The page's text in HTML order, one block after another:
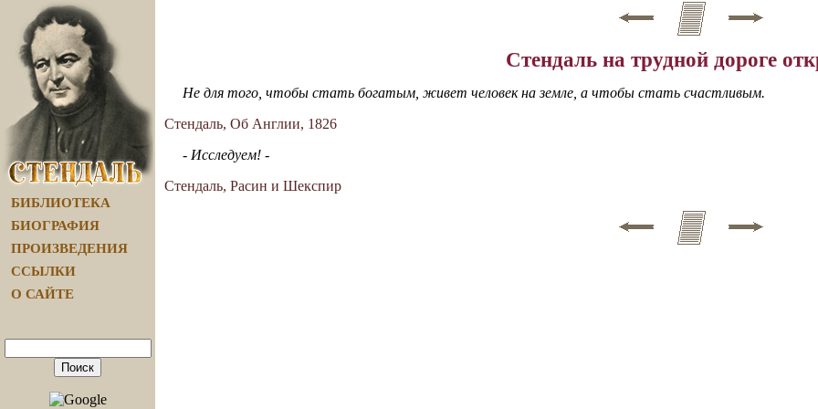
БИБЛИОТЕКА
БИОГРАФИЯ
ПРОИЗВЕДЕНИЯ
ССЫЛКИ
О САЙТЕ
Стендаль на трудной дороге
Не для того, чтобы стать богатым, живет человек на земле, а чтобы стать счастливым.
Стендаль, Об Англии, 1826
- Исследуем! -
Стендаль, Расин и Шекспир